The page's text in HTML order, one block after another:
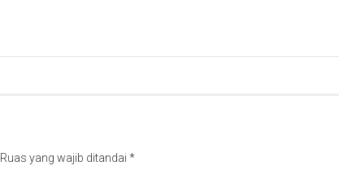
Ruas yang wajib ditandai *